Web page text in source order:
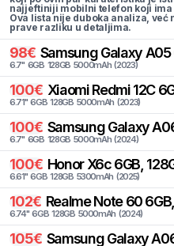
najjeftiniji mobilni telefon koji
Ova lista nije duboka analiza,
prave razliku u detaljima.
98€ Samsung Galaxy A05
6.7" 6GB 128GB 5000mAh (2023)
100€ Xiaomi Redmi 12C
6.71" 6GB 128GB 5000mAh (2023)
100€ Samsung Galaxy
6.7" 6GB 128GB 5000mAh (2024)
100€ Honor X6c 6GB,
6.61" 6GB 128GB 5300mAh (2025)
102€ Realme Note 60
6.74" 6GB 128GB 5000mAh (2024)
105€ Samsung Galaxy